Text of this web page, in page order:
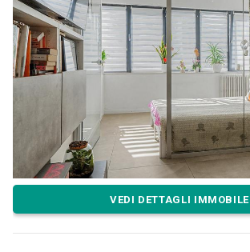
VEDI DETTAGLI IMMOBILE